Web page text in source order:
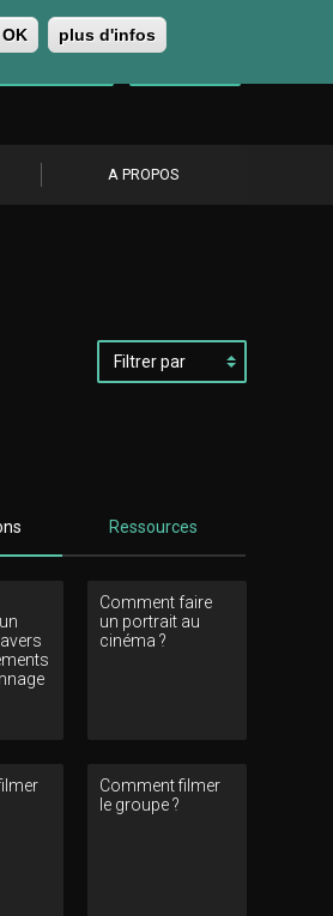
OK plus d'infos
A PROPOS
par
Ressources
Comment faire
un portrait au
cinéma ?
Comment filmer
le groupe ?